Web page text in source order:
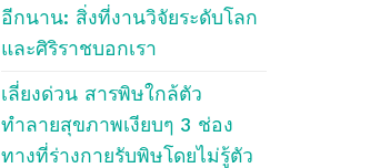
อีกนาน: สิ่งที่งานวิจัยระดับโลก
และศิริราชบอกเรา
เลี่ยงด่วน สารพิษใกล้ตัว
ทำลายสุขภาพเงียบๆ 3 ช่อง
ทางที่ร่างกายรับพิษโดยไม่รู้ตัว